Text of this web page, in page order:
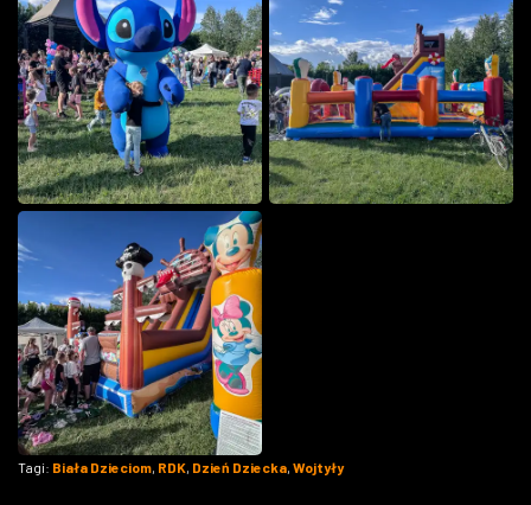
Tagi: Biała Dzieciom, RDK, Dzień Dziecka, Wojtyły